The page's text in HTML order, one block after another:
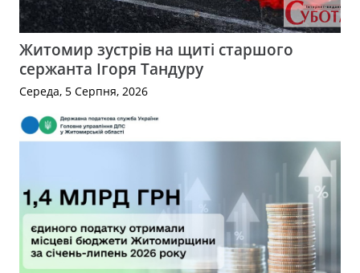
Житомир зустрів на щиті старшого
сержанта Ігоря Тандуру
Середа, 5 Серпня, 2026